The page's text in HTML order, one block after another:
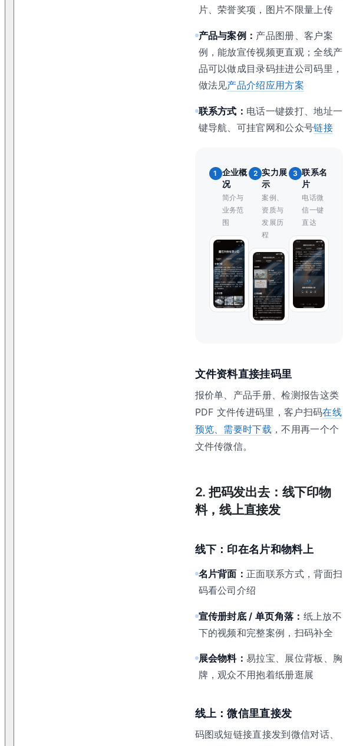
片、荣誉奖项，图片不限量上传
产品与案例： 产品图册、客户案
例，能放宣传视频更直观；全线产
品可以做成目录码挂进公司码里，
做法见产品介绍应用方案
联系方式： 电话一键拨打、地址一
键导航、可挂官网和公众号链接
1
企业概
况
简介与
业务范
围
2 实力展
示
案例、
资质与
发展历
程
3 联系名
片
电话微
信一键
直达
文件资料直接挂码里
报价单、产品手册、检测报告这类
PDF 文件传进码里，客户扫码在线
预览、需要时下载 ，不用再一个个
文件传微信。
2. 把码发出去：线下印物
料，线上直接发
线下：印在名片和物料上
名片背面： 正面联系方式，背面扫
码看公司介绍
宣传册封底 / 单页角落： 纸上放不
下的视频和完整案例，扫码补全
展会物料：易拉宝、展位背板、胸
牌，观众不用抱着纸册逛展
线上：微信里直接发
码图或短链接直接发到微信对话、